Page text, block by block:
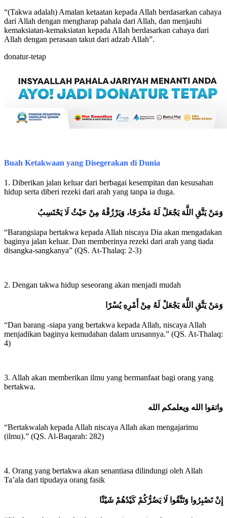
“(Takwa adalah) Amalan ketaatan kepada Allah berdasarkan cahaya
dari Allah dengan mengharap pahala dari Allah, dan menjauhi
kemaksiatan-kemaksiatan kepada Allah berdasarkan cahaya dari
Allah dengan perasaan takut dari adzab Allah”.
donatur-tetap
Buah Ketakwaan yang Disegerakan di Dunia
1. Diberikan jalan keluar dari berbagai kesempitan dan kesusahan
hidup serta diberi rezeki dari arah yang tanpa ia duga.
وَمَنْ يَتَّقِ اللَّهَ يَجْعَلْ لَهُ مَخْرَجًا، وَيَرْزُقْهُ مِنْ حَيْثُ لَا يَحْتَسِبُ
“Barangsiapa bertakwa kepada Allah niscaya Dia akan mengadakan
baginya jalan keluar. Dan memberinya rezeki dari arah yang tiada
disangka-sangkanya” (QS. At-Thalaq: 2-3)
2. Dengan takwa hidup seseorang akan menjadi mudah
وَمَنْ يَتَّقِ اللَّهَ يَجْعَلْ لَهُ مِنْ أَمْرِهِ يُسْرًا
“Dan barang -siapa yang bertakwa kepada Allah, niscaya Allah
menjadikan baginya kemudahan dalam urusannya.” (QS. At-Thalaq:
4)
3. Allah akan memberikan ilmu yang bermanfaat bagi orang yang
bertakwa.
واتقوا الله ويعلمكم الله
“Bertakwalah kepada Allah niscaya Allah akan mengajarimu
(ilmu).” (QS. Al-Baqarah: 282)
4. Orang yang bertakwa akan senantiasa dilindungi oleh Allah
Ta’ala dari tipudaya orang fasik
إِنْ تَصْبِرُوا وَتَتَّقُوا لَا يَضُرُّكُمْ كَيْدُهُمْ شَيْئًا